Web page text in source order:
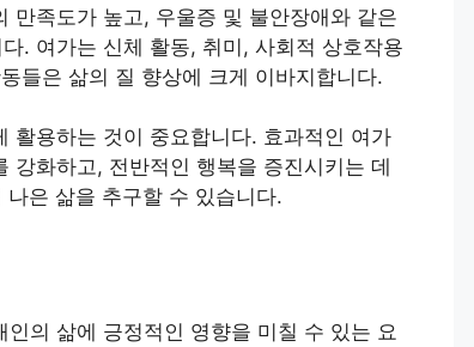
만족도가 높고, 우울증 및 불안장애와 같은
. 여가는 신체 활동, 취미, 사회적 상호작용
들은 삶의 질 향상에 크게 이바지합니다.
활용하는 것이 중요합니다. 효과적인 여가
강화하고, 전반적인 행복을 증진시키는 데
은 삶을 추구할 수 있습니다.
의 삶에 긍정적인 영향을 미칠 수 있는 요